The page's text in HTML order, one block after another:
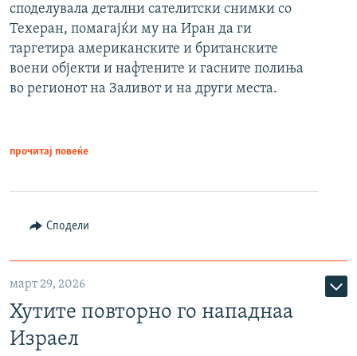
споделувала детални сателитски снимки со
Техеран, помагајќи му на Иран да ги
таргетира американските и британските
воени објекти и нафтените и гасните полиња
во регионот на Заливот и на други места.
прочитај повеќе
Сподели
март 29, 2026
Хутите повторно го нападнаа
Израел